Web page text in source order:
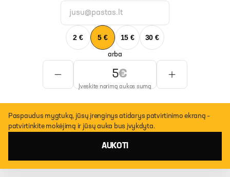
2 € 5 € 15 € 30 €
arba
€
Įveskite norimą aukos sumą
Paspaudus mygtuką, jūsų įrenginys atidarys patvirtinimo ekraną –
patvirtinkite mokėjimą ir jūsų auka bus įvykdyta.
AUKOTI